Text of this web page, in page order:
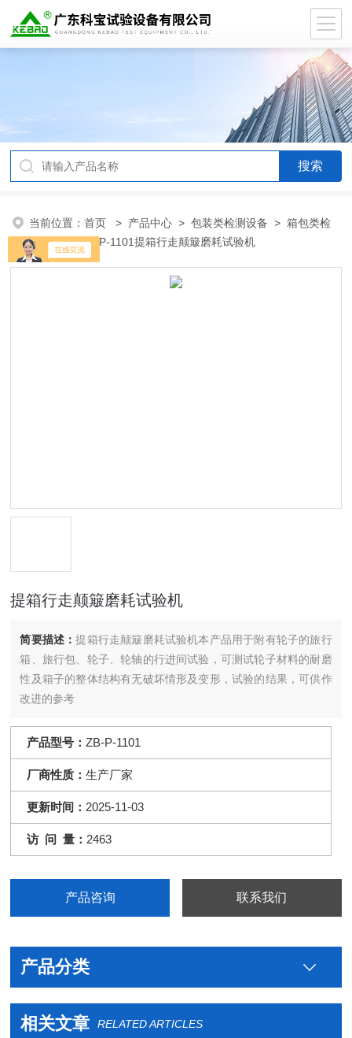
当前位置：首页 > 产品中心 >包装类检测设备 >箱包类检
测设备> ZB-P-1101提箱行走颠簸磨耗试验机
提箱行走颠簸磨耗试验机
简要描述：提箱行走颠簸磨耗试验机本产品用于附有轮子的旅行
箱、旅行包、轮子、轮轴的行进间试验，可测试轮子材料的耐磨
性及箱子的整体结构有无破坏情形及变形，试验的结果，可供作
改进的参考
产品型号：ZB-P-1101
厂商性质：生产厂家
更新时间： 2025-11-03
访 问 量： 2463
产品咨询 联系我们
产品分类
相关文章 RELATED ARTICLES